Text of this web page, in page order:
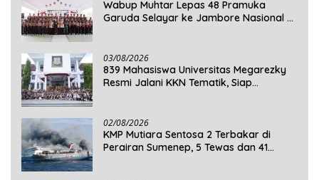
Wabup Muhtar Lepas 48 Pramuka
Garuda Selayar ke Jambore Nasional XII
03/08/2026
839 Mahasiswa Universitas Megarezky
Resmi Jalani KKN Tematik, Siap
02/08/2026
KMP Mutiara Sentosa 2 Terbakar di
Perairan Sumenep, 5 Tewas dan 41